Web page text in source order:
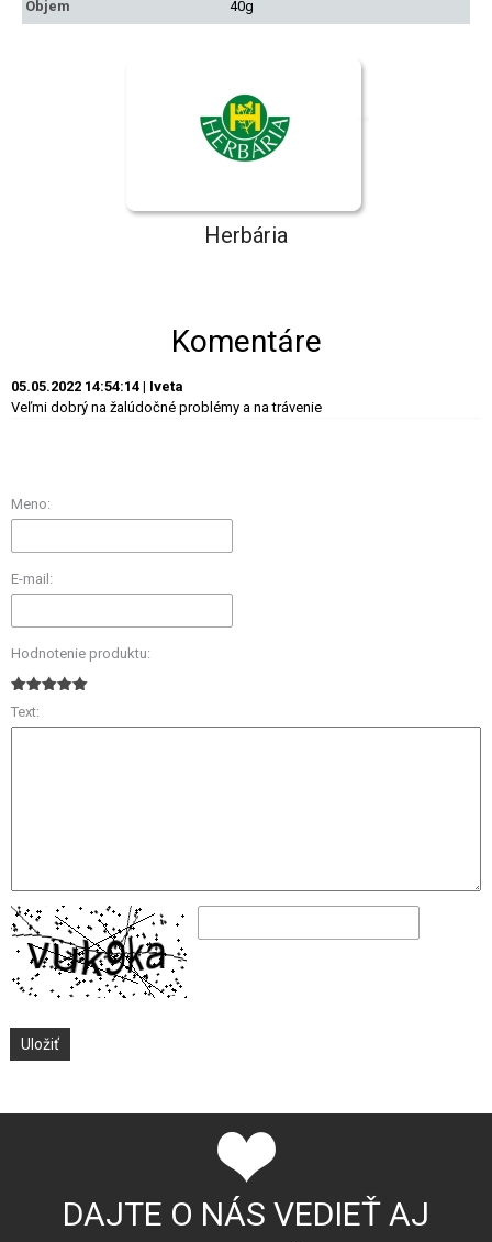
Objem 40g
Herbária
Komentáre
05.05.2022 14:54:14 | Iveta
Veľmi dobrý na žalúdočné problémy a na trávenie
Meno:
E-mail:
Hodnotenie produktu:
Text:
DAJTE O NÁS VEDIEŤ AJ